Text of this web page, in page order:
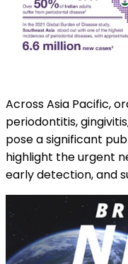
Across Asia Pacific,
periodontitis,
pose a significant
highlight the urgent
early detection, and